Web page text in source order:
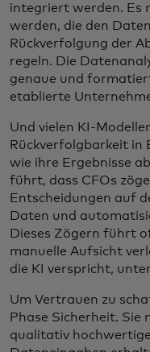
integriert werden. Es
werden, die den
Rückverfolgung der
regeln. Die
genaue und
etablierte
Und vielen KI-
Rückverfolgbarkeit in
wie ihre Ergebnisse
führt, dass CFOs
Entscheidungen auf
Daten und
Dieses Zögern führt
manuelle Aufsicht
die KI verspricht,
Um Vertrauen zu
Phase Sicherheit. Sie
qualitativ